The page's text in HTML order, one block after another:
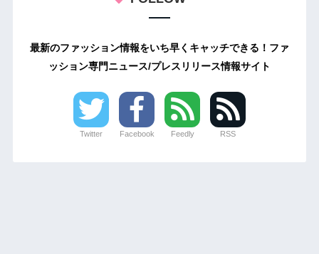
最新のファッション情報をいち早くキャッチできる！ファ
ッション専門ニュース/プレスリリース情報サイト
Twitter Facebook Feedly RSS